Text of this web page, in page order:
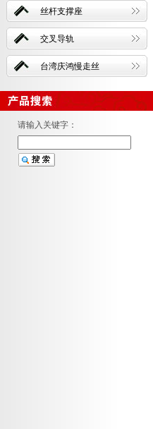
丝杆支撑座
交叉导轨
台湾庆鸿慢走丝
请输入关键字：